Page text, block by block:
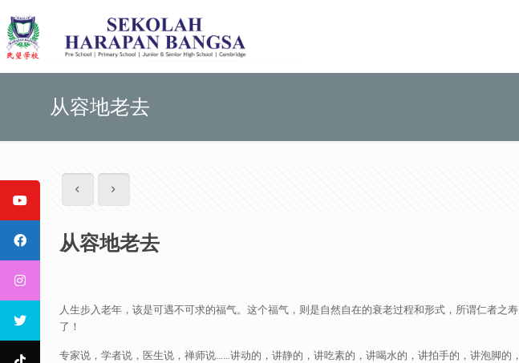
从容地老去
从容地老去
人生步入老年，该是可遇不可求的福气。这个福气，则是自然自在的衰老过程和形式，所谓仁者
了！
专家说，学者说，医生说，禅师说……讲动的，讲静的，讲吃素的，讲喝水的，讲拍手的，讲泡脚